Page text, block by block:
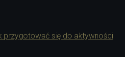
przygotować się do aktywności